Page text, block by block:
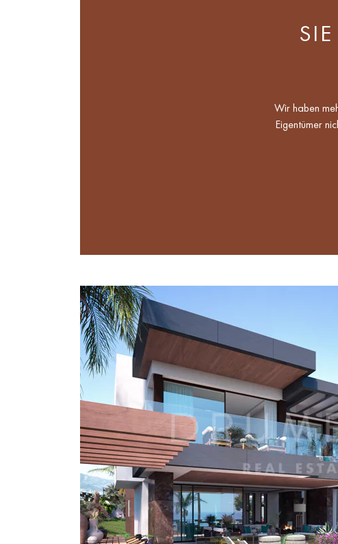
Wir haben
Eigentümer